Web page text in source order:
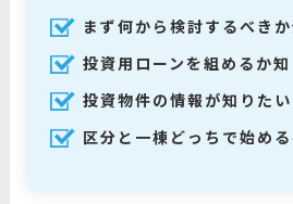
まず何から検討するべき
投資用ローンを組めるか
投資物件の情報が知りたい
区分と一棟どっちで始める